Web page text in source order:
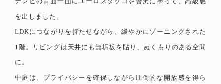
を出しました。
LDKにつながりを持たせながら、緩やかにゾーニングされた
1階。リビングは天井にも無垢板を貼り、ぬくもりのある空間
に。
中庭は、プライバシーを確保しながら圧倒的な開放感を得ら